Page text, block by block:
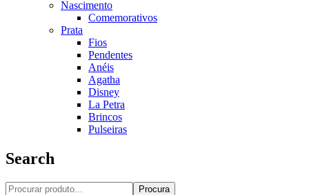
Nascimento
Comemorativos
Prata
Fios
Pendentes
Anéis
Agatha
Disney
La Petra
Brincos
Pulseiras
Search
Procura